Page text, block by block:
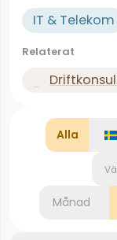
IT & Telekom
Relaterat
Alla
Månad